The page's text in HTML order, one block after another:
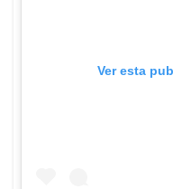
Ver esta